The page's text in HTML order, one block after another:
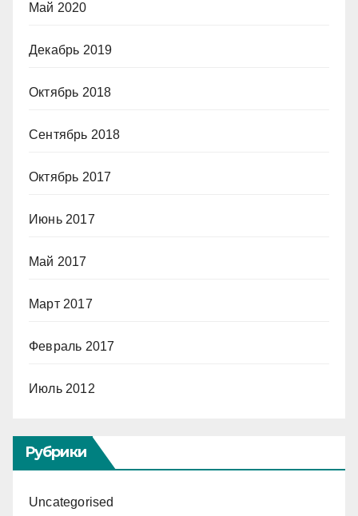
Май 2020
Декабрь 2019
Октябрь 2018
Сентябрь 2018
Октябрь 2017
Июнь 2017
Май 2017
Март 2017
Февраль 2017
Июль 2012
Рубрики
Uncategorised